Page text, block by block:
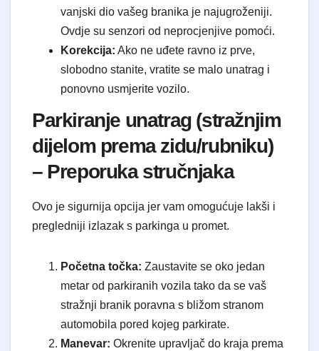
vanjski dio vašeg branika je najugroženiji.
Ovdje su senzori od neprocjenjive pomoći.
Korekcija: Ako ne uđete ravno iz prve,
slobodno stanite, vratite se malo unatrag i
ponovno usmjerite vozilo.
Parkiranje unatrag (stražnjim
dijelom prema zidu/rubniku)
– Preporuka stručnjaka
Ovo je sigurnija opcija jer vam omogućuje lakši i
pregledniji izlazak s parkinga u promet.
Početna točka: Zaustavite se oko jedan
metar od parkiranih vozila tako da se vaš
stražnji branik poravna s bližom stranom
automobila pored kojeg parkirate.
Manevar: Okrenite upravljač do kraja prema